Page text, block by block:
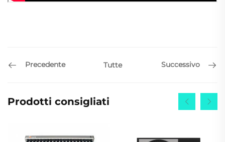
Precedente Tutte Successivo
Prodotti consigliati